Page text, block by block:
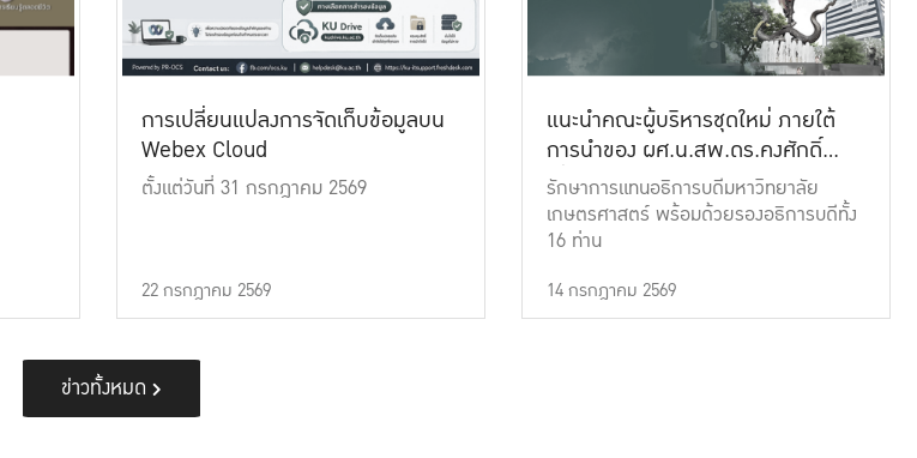
การเปลี่ยนแปลงการจัดเก็บข้อมูลบน
Webex Cloud
ตั้งแต่วันที่ 31 กรกฎาคม 2569
22 กรกฎาคม 2569
แนะนำคณะผู้บริหารชุดใหม่ ภายใต้
การนำของ ผศ.น.สพ.ดร.คงศักดิ์
เที่ยงธรรม
รักษาการแทนอธิการบดีมหาวิทยาลัย
เกษตรศาสตร์ พร้อมด้วยรองอธิการบดีทั้ง
16 ท่าน
14 กรกฎาคม 2569
ข่าวทั้งหมด